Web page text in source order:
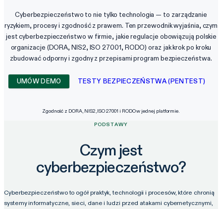
Cyberbezpieczeństwo to nie tylko technologia — to zarządzanie
ryzykiem, procesy i zgodność z prawem. Ten przewodnik wyjaśnia, czym
jest cyberbezpieczeństwo w firmie, jakie regulacje obowiązują polskie
organizacje (DORA, NIS2, ISO 27001, RODO) oraz jak krok po kroku
zbudować odporny i zgodny z przepisami program bezpieczeństwa.
UMÓW DEMO TESTY BEZPIECZEŃSTWA (PENTEST)
Zgodność z DORA, NIS2, ISO 27001 i RODO w jednej platformie.
PODSTAWY
Czym jest
cyberbezpieczeństwo?
Cyberbezpieczeństwo to ogół praktyk, technologii i procesów, które chronią
systemy informatyczne, sieci, dane i ludzi przed atakami cybernetycznymi,